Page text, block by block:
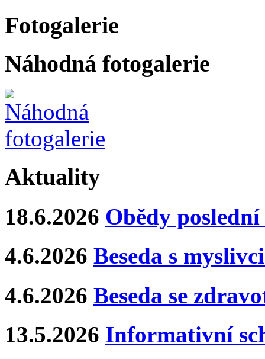
Fotogalerie
Náhodná fotogalerie
Aktuality
18.6.2026 Obědy
4.6.2026 Beseda s
4.6.2026 Beseda se
13.5.2026 Informativní